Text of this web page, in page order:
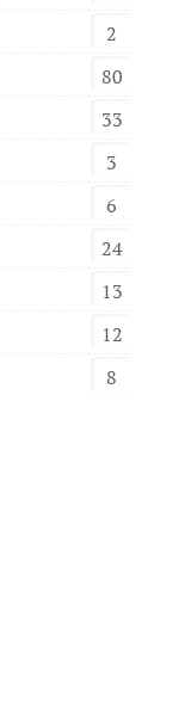
2
80
33
3
6
24
13
12
8